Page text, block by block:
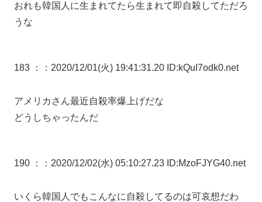
おれも韓国人に生まれてたら生まれて即自殺してただろ
うな
183 ： ：2020/12/01(火) 19:41:31.20 ID:kQuI7odk0.net
アメリカさん最近自殺率爆上げだな
どうしちゃったんだ
190 ： ：2020/12/02(水) 05:10:27.23 ID:MzoFJYG40.net
いくら韓国人でもこんなに自殺してるのは可哀想だわ